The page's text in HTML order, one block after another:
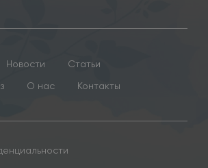
Новости
Статьи
О нас Контакты